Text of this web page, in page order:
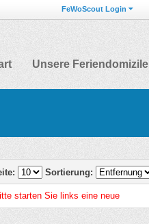
Unsere Feriendomizile
FeWoScout Login
Sortierung:
starten Sie links eine neue